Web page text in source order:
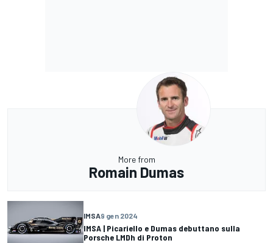
More from
Romain Dumas
IMSA9 gen 2024
IMSA | Picariello e Dumas debuttano sulla
Porsche LMDh di Proton